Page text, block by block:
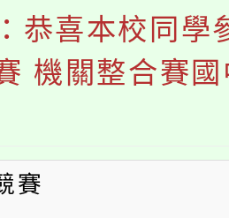
學生輔導中心
商輔導、社會
報名參加。
農教育專業人
期間理賠案件
審查程序及
人才培育課程
教師甄選結果(
融保險知識
恭喜本校同學
機關整合賽
賽